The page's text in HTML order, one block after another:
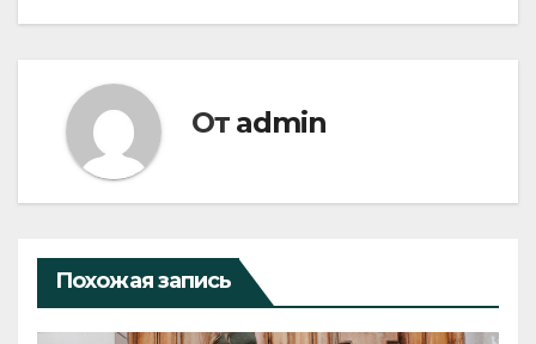
От admin
Похожая запись